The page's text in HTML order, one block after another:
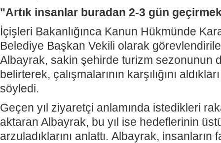
"Artık insanlar buradan 2-3 gün
İçişleri Bakanlığınca Kanun Hükmünde
Belediye Başkan Vekili olarak
Albayrak, sakin şehirde turizm sezonunun
belirterek, çalışmalarının karşılığını
söyledi.
Geçen yıl ziyaretçi anlamında istedikleri
aktaran Albayrak, bu yıl ise hedeflerinin
arzuladıklarını anlattı. Albayrak, insanların